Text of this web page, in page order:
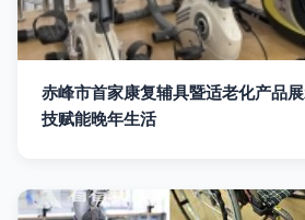
赤峰市首家康复辅具暨适老化产品
技赋能晚年生活